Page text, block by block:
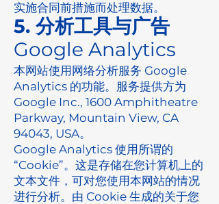
实施合同前措施而处理数据。
5. 分析工具与广告
Google Analytics
本网站使用网络分析服务 Google
Analytics 的功能。服务提供方为
Google Inc., 1600 Amphitheatre
Parkway, Mountain View, CA
94043, USA。
Google Analytics 使用所谓的
“Cookie”。这是存储在您计算机上的
文本文件，可对您使用本网站的情况
进行分析。由 Cookie 生成的关于您